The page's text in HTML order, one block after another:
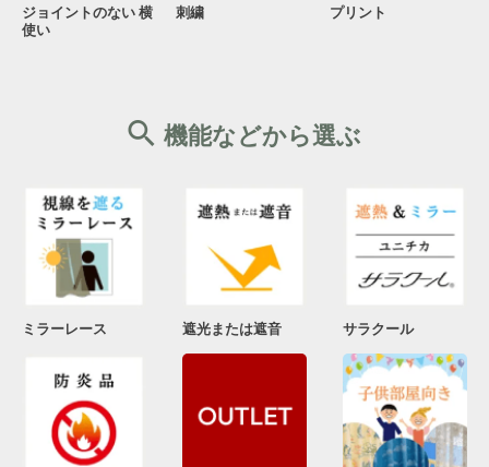
ジョイントのない 横
使い
刺繍 プリント
機能などから選ぶ
ミラーレース 遮光または遮音 サラクール